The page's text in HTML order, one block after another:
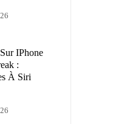
IPhone
:
À Siri